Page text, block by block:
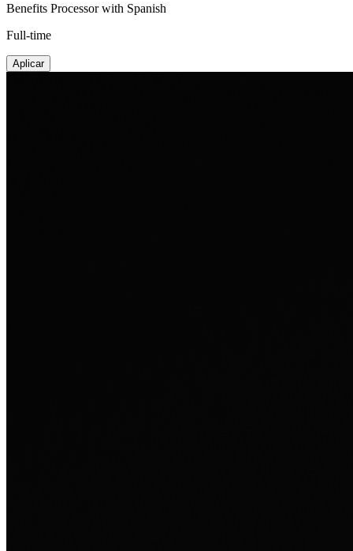
Benefits Processor with Spanish
Full-time
Aplicar